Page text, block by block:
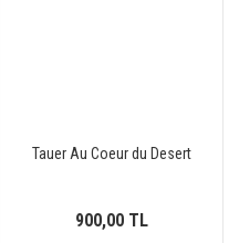
Tauer Au Coeur du Desert
900,00 TL